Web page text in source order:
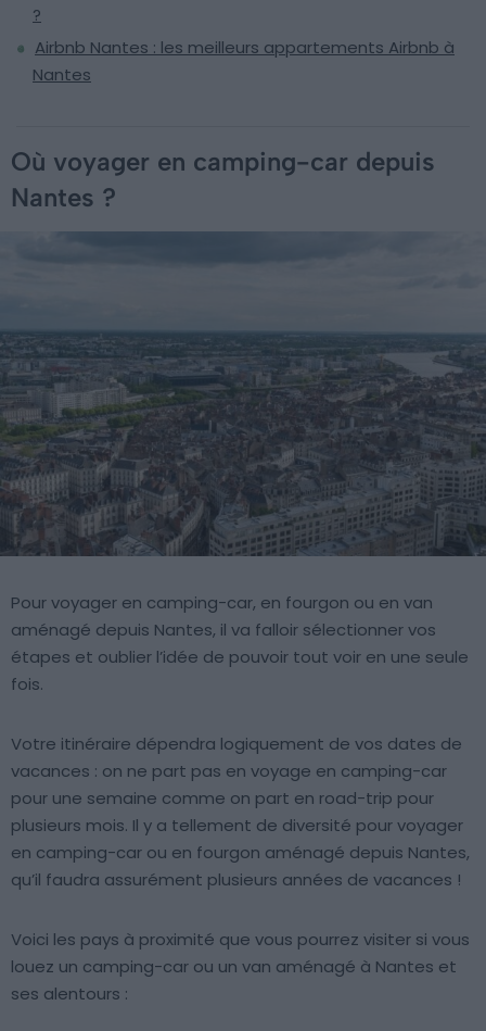
?
Airbnb Nantes : les meilleurs appartements Airbnb à
Nantes
Où voyager en camping-car depuis
Nantes ?
Pour voyager en camping-car, en fourgon ou en van
aménagé depuis Nantes, il va falloir sélectionner vos
étapes et oublier l’idée de pouvoir tout voir en une seule
fois.
Votre itinéraire dépendra logiquement de vos dates de
vacances : on ne part pas en voyage en camping-car
pour une semaine comme on part en road-trip pour
plusieurs mois. Il y a tellement de diversité pour voyager
en camping-car ou en fourgon aménagé depuis Nantes,
qu’il faudra assurément plusieurs années de vacances !
Voici les pays à proximité que vous pourrez visiter si vous
louez un camping-car ou un van aménagé à Nantes et
ses alentours :